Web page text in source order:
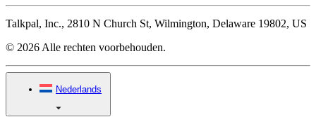
Talkpal, Inc., 2810 N Church St, Wilmington, Delaware 19802, US
© 2026 Alle rechten voorbehouden.
Nederlands